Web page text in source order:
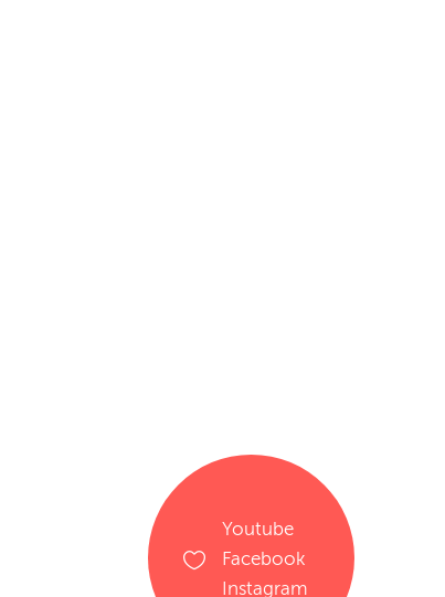
Youtube
Facebook
Instagram